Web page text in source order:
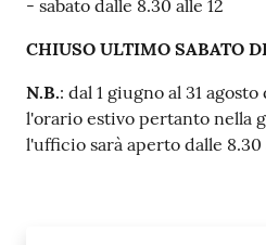
- sabato dalle 8.30 alle 12
CHIUSO ULTIMO SABATO
N.B.: dal 1 giugno al 31
l'orario estivo pertanto nella
l'ufficio sarà aperto dalle 8.30